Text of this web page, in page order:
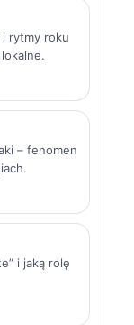
rytmy roku
– fenomen
i jaką rolę